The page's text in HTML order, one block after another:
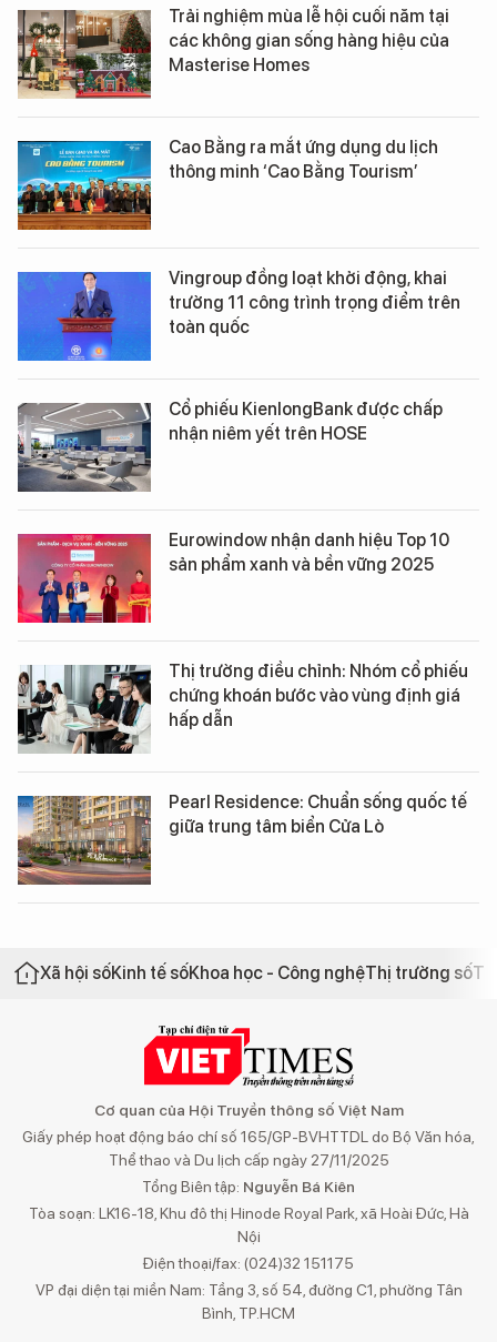
Trải nghiệm mùa lễ hội cuối năm tại
các không gian sống hàng hiệu của
Masterise Homes
Cao Bằng ra mắt ứng dụng du lịch
thông minh ‘Cao Bằng Tourism’
Vingroup đồng loạt khởi động, khai
trường 11 công trình trọng điểm trên
toàn quốc
Cổ phiếu KienlongBank được chấp
nhận niêm yết trên HOSE
Eurowindow nhận danh hiệu Top 10
sản phẩm xanh và bền vững 2025
Thị trường điều chỉnh: Nhóm cổ phiếu
chứng khoán bước vào vùng định giá
hấp dẫn
Pearl Residence: Chuẩn sống quốc tế
giữa trung tâm biển Cửa Lò
Xã hội sốKinh tế sốKhoa học - Công nghệThị trường số
Cơ quan của Hội Truyền thông số Việt Nam
Giấy phép hoạt động báo chí số 165/GP-BVHTTDL do Bộ Văn hóa,
Thể thao và Du lịch cấp ngày 27/11/2025
Tổng Biên tập: Nguyễn Bá Kiên
Tòa soạn: LK16-18, Khu đô thị Hinode Royal Park, xã Hoài Đức, Hà
Nội
Điện thoại/fax: (024)32 151175
VP đại diện tại miền Nam: Tầng 3, số 54, đường C1, phường Tân
Bình, TP.HCM